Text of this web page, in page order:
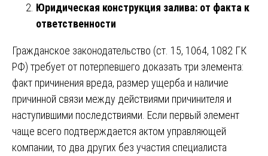
Юридическая конструкция залива: от факта к
ответственности
Гражданское законодательство (ст. 15, 1064, 1082 ГК
РФ) требует от потерпевшего доказать три элемента:
факт причинения вреда, размер ущерба и наличие
причинной связи между действиями причинителя и
наступившими последствиями. Если первый элемент
чаще всего подтверждается актом управляющей
компании, то два других без участия специалиста